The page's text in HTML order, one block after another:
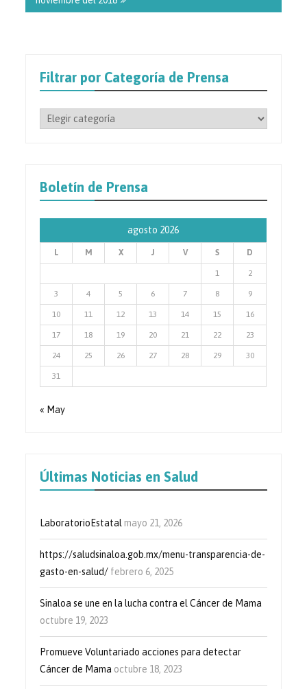
Filtrar por Categoría de Prensa
Filtrar
Prensa
Boletín de Prensa
agosto 2026
L M X J V S D
1 2
3 4 5 6 7 8 9
10 11 12 13 14 15 16
17 18 19 20 21 22 23
24 25 26 27 28 29 30
31
« May
Últimas Noticias en Salud
LaboratorioEstatal mayo 21, 2026
https://saludsinaloa.gob.mx/menu-transparencia-de-
gasto-en-salud/ febrero 6, 2025
Sinaloa se une en la lucha contra el Cáncer de Mama
octubre 19, 2023
Promueve Voluntariado acciones para detectar
Cáncer de Mama octubre 18, 2023